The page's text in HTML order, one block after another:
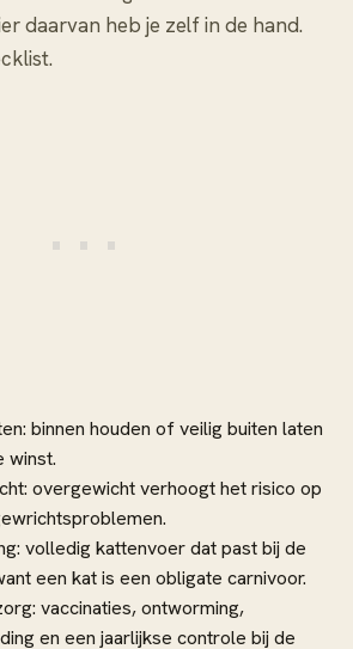
daarvan heb je zelf in de hand.
binnen houden of veilig buiten laten
winst.
overgewicht verhoogt het risico op
volledig kattenvoer dat past bij de
een kat is een obligate carnivoor.
vaccinaties, ontworming,
en een jaarlijkse controle bij de